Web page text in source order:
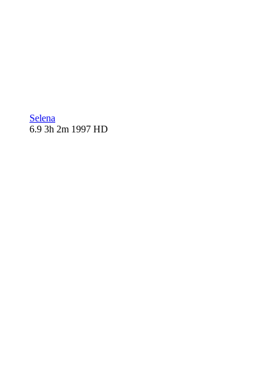
Selena
6.9 3h 2m 1997 HD